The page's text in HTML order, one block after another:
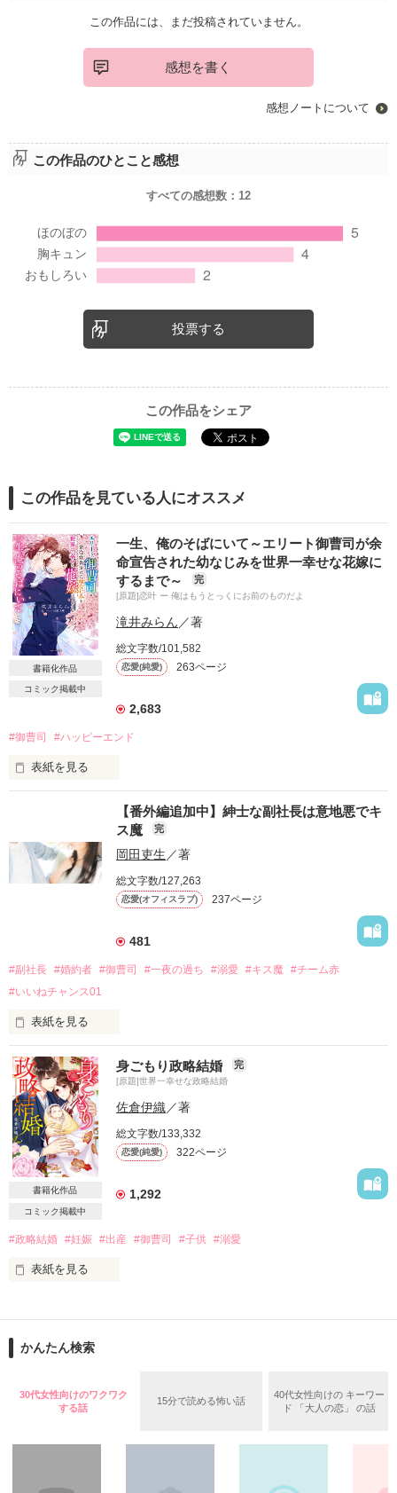
この作品には、まだ投稿されていません。
感想を書く
感想ノートについて
この作品のひとこと感想
すべての感想数： 12
投票する
この作品をシェア
この作品を見ている人にオススメ
書籍化作品
コミック掲載中
一生、俺のそばにいて～エリート御曹司が余
命宣告された幼なじみを世界一幸せな花嫁に
するまで～
完
[原題]恋叶 ー 俺はもうとっくにお前のものだよ
滝井みらん／著
総文字数/101,582
恋愛(純愛) 263ページ
2,683
#御曹司 #ハッピーエンド
表紙を見る
☆佐々木 璃子（ささき りこ）
二十二歳。大学生（？）
×
☆八神  匡（やがみ たすく）
余命宣告された私の最後の願いは、
ずっと片想いしてきた幼馴染と
もう少しだけ、そばにいさせてね。
お願い。
匡:
お前は長生きして、
一生俺のそばにいるんだよ。
璃子と匡の奇跡のラブストーリー。
開幕です。
☆素敵なレビューどうもありがとう
とっても励みになります(*^^*)
※2020.4月完結
作品を読む
【番外編追加中】紳士な副社長は意地悪でキ
ス魔
完
岡田吏生 ／著
総文字数/127,263
恋愛(オフィスラブ) 237ページ
481
#副社長 #婚約者 #御曹司 #一夜の過ち #溺愛 #キス魔 #チーム赤
#いいねチャンス01
表紙を見る
バレンタインデー目前に彼氏に振られ、自暴自棄になった藍本
紬（あいもと・つむぎ）。泥酔して帰宅する途中、記憶をなく
し、目が覚めたときにいたのはホテルのスイートルーム。
痣だらけの体、壁にかかるのはふたつ並んだスーツ。
ガウン姿で浴室から現れたのはどこかで会ったことのあるひ
と。誰……？
作品を読む
書籍化作品
コミック掲載中
身ごもり政略結婚 完
[原題]世界一幸せな政略結婚
佐倉伊織／著
総文字数/133,332
恋愛(純愛) 322ページ
1,292
#政略結婚 #妊娠 #出産 #御曹司 #子供 #溺愛
表紙を見る
潰れそうな和菓子店の看板娘の私が
愛はないと宣言されたも同然の結婚なのに
かんたん検索
30代女性向けのワクワク
する話
15分で読める怖い話
40代女性向けの キーワー
ド 「大人の恋」 の話